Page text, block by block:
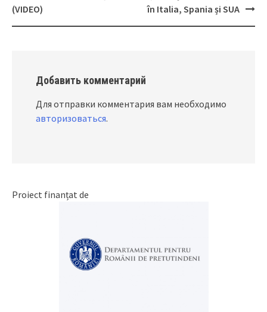
navigation
(VIDEO)
în Italia, Spania și SUA
Добавить комментарий
Для отправки комментария вам необходимо
авторизоваться.
Proiect finanțat de